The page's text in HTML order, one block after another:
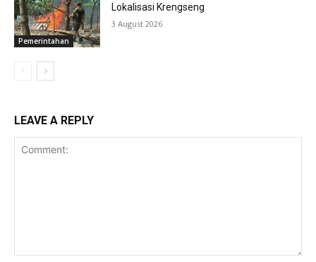
Pemerintahan
Lokalisasi Krengseng
3 August 2026
LEAVE A REPLY